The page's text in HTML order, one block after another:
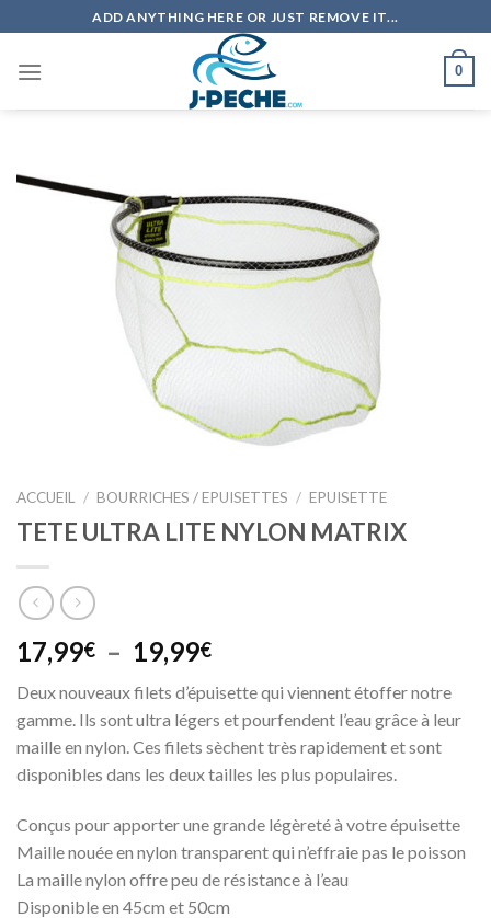
to
content
ADD ANYTHING HERE OR JUST REMOVE IT...
0
ACCUEIL / BOURRICHES / EPUISETTES / EPUISETTE
TETE ULTRA LITE NYLON MATRIX
17,99€ – 19,99€Plage
prix :
17,99€
à
19,99€
Deux nouveaux filets d’épuisette qui viennent étoffer notre
gamme. Ils sont ultra légers et pourfendent l’eau grâce à leur
maille en nylon. Ces filets sèchent très rapidement et sont
disponibles dans les deux tailles les plus populaires.
Conçus pour apporter une grande légèreté à votre épuisette
Maille nouée en nylon transparent qui n’effraie pas le poisson
La maille nylon offre peu de résistance à l’eau
Disponible en 45cm et 50cm